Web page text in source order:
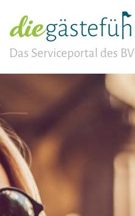
Das Serviceportal des